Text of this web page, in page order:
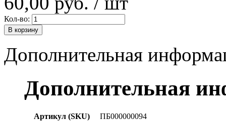
Кол-во:
В корзину
Дополнительная
Дополнительная
Артикул (SKU)
ПБ000000094